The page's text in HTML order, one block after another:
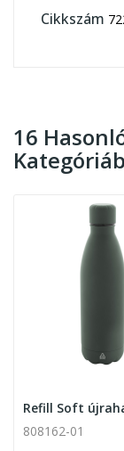
Cikkszám
16
808162-01